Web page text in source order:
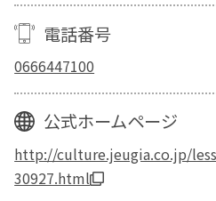
電話番号
0666447100
公式ホームページ
http://culture.jeugia.co.jp/
30927.html